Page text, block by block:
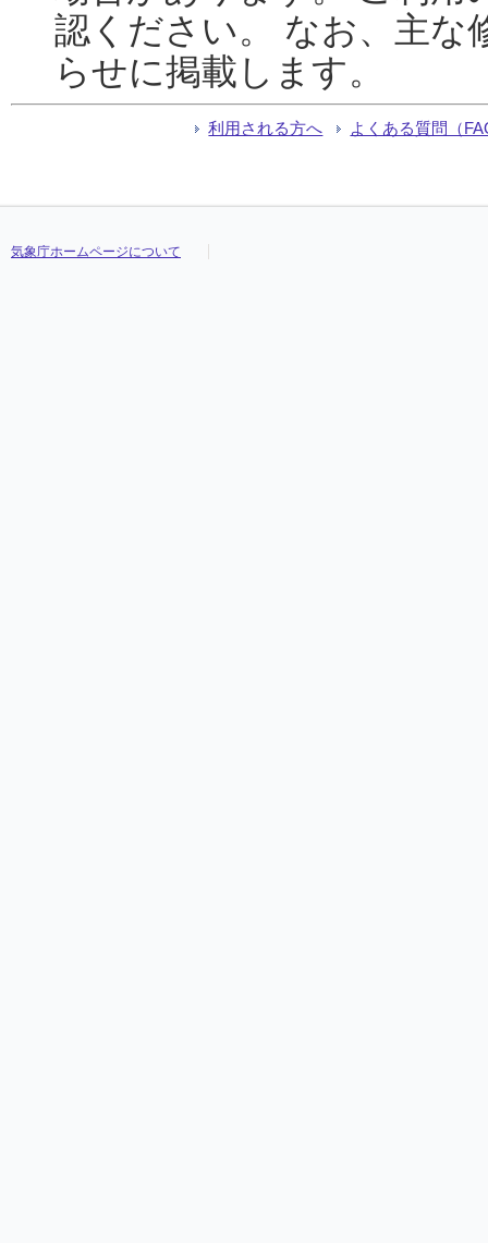
認ください。 なお、主な
らせに掲載します。
利用される方へ よくある質問（
気象庁ホームページについて